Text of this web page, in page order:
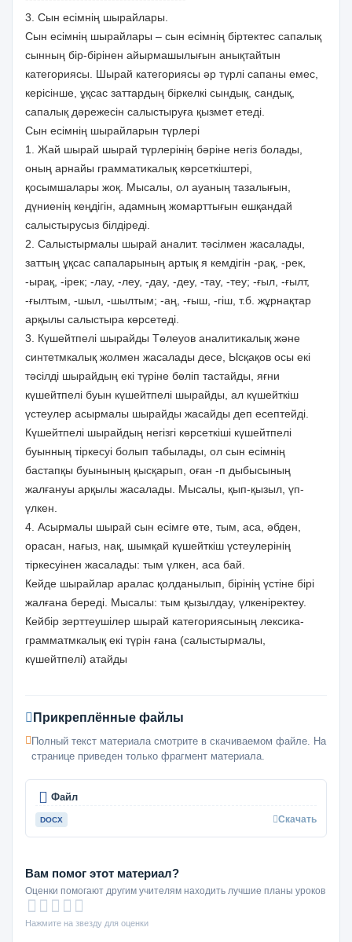
3. Сын есімнің шырайлары.
Сын есімнің шырайлары – сын есімнің біртектес сапалық
сынның бір-бірінен айырмашылығын анықтайтын
категориясы. Шырай категориясы әр түрлі сапаны емес,
керісінше, ұқсас заттардың біркелкі сындық, сандық,
сапалық дәрежесін салыстыруға қызмет етеді.
Сын есімнің шырайларын түрлері
1. Жай шырай шырай түрлерінің бәріне негіз болады,
оның арнайы грамматикалық көрсеткіштері,
қосымшалары жоқ. Мысалы, ол ауаның тазалығын,
дүниенің кеңдігін, адамның жомарттығын ешқандай
салыстырусыз білдіреді.
2. Салыстырмалы шырай аналит. тәсілмен жасалады,
заттың ұқсас сапаларының артық я кемдігін -рақ, -рек,
-ырақ, -ірек; -лау, -леу, -дау, -деу, -тау, -теу; -ғыл, -ғылт,
-ғылтым, -шыл, -шылтым; -аң, -ғыш, -гіш, т.б. жұрнақтар
арқылы салыстыра көрсетеді.
3. Күшейтпелі шырайды Төлеуов аналитикалық және
синтетмкалық жолмен жасалады десе, Ысқақов осы екі
тәсілді шырайдың екі түріне бөліп тастайды, яғни
күшейтпелі буын күшейтпелі шырайды, ал күшейткіш
үстеулер асырмалы шырайды жасайды деп есептейді.
Күшейтпелі шырайдың негізгі көрсеткіші күшейтпелі
буынның тіркесуі болып табылады, ол сын есімнің
бастапқы буынының қысқарып, оған -п дыбысының
жалғануы арқылы жасалады. Мысалы, қып-қызыл, үп-
үлкен.
4. Асырмалы шырай сын есімге өте, тым, аса, әбден,
орасан, нағыз, нақ, шымқай күшейткіш үстеулерінің
тіркесуінен жасалады: тым үлкен, аса бай.
Кейде шырайлар аралас қолданылып, бірінің үстіне бірі
жалғана береді. Мысалы: тым қызылдау, үлкеніректеу.
Кейбір зерттеушілер шырай категориясының лексика-
грамматмкалық екі түрін ғана (салыстырмалы,
күшейтпелі) атайды
Прикреплённые файлы
Полный текст материала смотрите в скачиваемом файле. На
странице приведен только фрагмент материала.
Файл
DOCX Скачать
Вам помог этот материал?
Оценки помогают другим учителям находить лучшие планы уроков
Нажмите на звезду для оценки